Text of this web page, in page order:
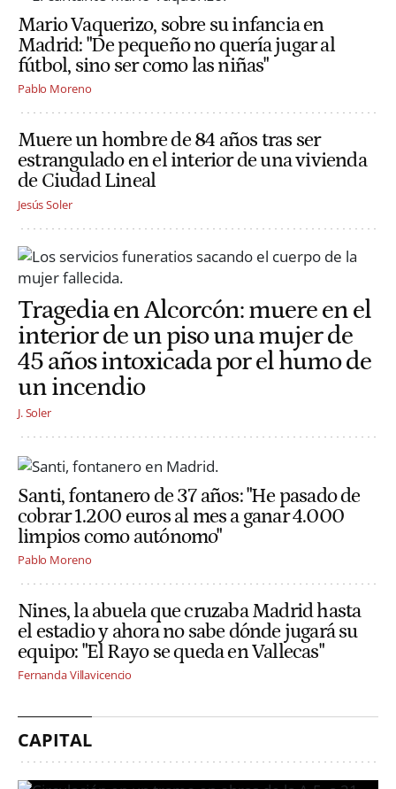
Mario Vaquerizo, sobre su infancia en
Madrid: "De pequeño no quería jugar al
fútbol, sino ser como las niñas"
Pablo Moreno
Muere un hombre de 84 años tras ser
estrangulado en el interior de una vivienda
de Ciudad Lineal
Jesús Soler
Tragedia en Alcorcón: muere en el
interior de un piso una mujer de
45 años intoxicada por el humo de
un incendio
J. Soler
Santi, fontanero de 37 años: "He pasado de
cobrar 1.200 euros al mes a ganar 4.000
limpios como autónomo"
Pablo Moreno
Nines, la abuela que cruzaba Madrid hasta
el estadio y ahora no sabe dónde jugará su
equipo: "El Rayo se queda en Vallecas"
Fernanda Villavicencio
CAPITAL